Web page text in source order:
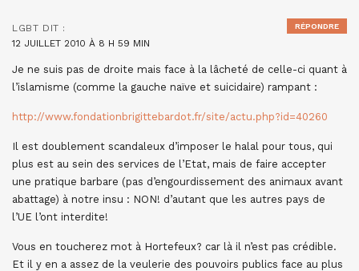
LGBT DIT :
12 JUILLET 2010 À 8 H 59 MIN
Je ne suis pas de droite mais face à la lâcheté de celle-ci quant à
l’islamisme (comme la gauche naïve et suicidaire) rampant :
http://www.fondationbrigittebardot.fr/site/actu.php?id=40260
Il est doublement scandaleux d’imposer le halal pour tous, qui
plus est au sein des services de l’Etat, mais de faire accepter
une pratique barbare (pas d’engourdissement des animaux avant
abattage) à notre insu : NON! d’autant que les autres pays de
l’UE l’ont interdite!
Vous en toucherez mot à Hortefeux? car là il n’est pas crédible.
Et il y en a assez de la veulerie des pouvoirs publics face au plus
RÉPONDRE